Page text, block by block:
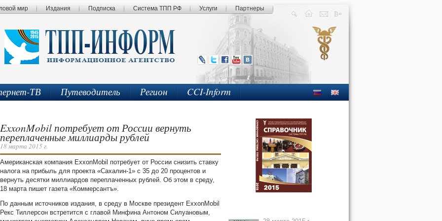
мир Издания Подписка Система ТПП РФ Услуги Партнеры
ТВ Путеводитель Регион CCI-Inform
ExxonMobil потребует от России вернуть
переплаченные миллиарды рублей
18 марта 2015 г.
Американская компания ExxonMobil потребует от России снизить ставку
налога на прибыль для проекта «Сахалин-1» с 35 до 20 процентов и
вернуть десятки миллиардов переплаченных рублей. Об этом в среду,
18 марта пишет газета «Коммерсантъ».
По данным источников издания, в среду в Москве президент ExxonMobil
Рекс Тиллерсон встретится с главой Минфина Антоном Силуановым,